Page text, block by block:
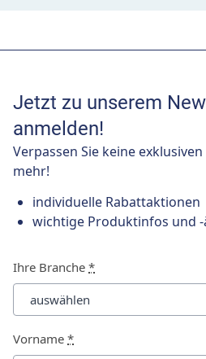
Jetzt zu unserem
anmelden!
Verpassen Sie keine
mehr!
individuelle Rabattaktionen
wichtige Produktinfos und
Ihre Branche *
Vorname *